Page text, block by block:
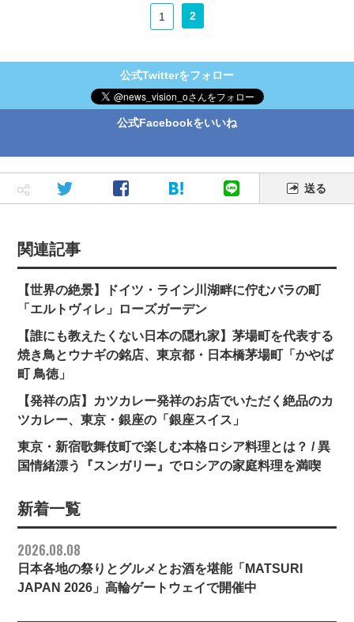
1 2
公式Twitterをフォロー
公式Facebookをいいね
送る
関連記事
【世界の絶景】ドイツ・ライン川湖畔に佇むバラの町
「エルトヴィレ」ローズガーデン
【誰にも教えたくない日本の隠れ家】茅場町を代表する
焼き鳥とウナギの銘店、東京都・日本橋茅場町「かやば
町 鳥徳」
【発祥の店】カツカレー発祥のお店でいただく絶品のカ
ツカレー、東京・銀座の「銀座スイス」
東京・新宿歌舞伎町で楽しむ本格ロシア料理とは？ / 異
国情緒漂う『スンガリー』でロシアの家庭料理を満喫
新着一覧
2026.08.08
日本各地の祭りとグルメとお酒を堪能「MATSURI
JAPAN 2026」高輪ゲートウェイで開催中